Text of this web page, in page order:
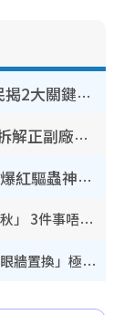
裝修拆鐵閘隨時變賊人目標？網民揭2大關鍵用途：裝新式等於白裝？附新舊鐵閘分別
網傳公院改用內地/副廠藥？醫生拆解正副廠分別 揭4類人換藥隨時出事
怕蟲人士夏日救星！日本3COINS爆紅驅蟲神器$45起 1招「全程免觸碰」輕鬆搞定小強
立秋2026｜8月7日立秋進入「多事之秋」 3件事唔做得！專家教6招開運 清枱頭／銀包納氣接好運
颱風白海豚料周日襲浙江！經歷5次「眼牆置換」極罕見 成登陸內地最長途颱風